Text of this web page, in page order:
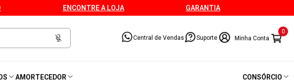
ENCONTRE A LOJA GARANTIA
Central de Vendas Suporte
0
AMORTECEDOR CONSÓRCIO